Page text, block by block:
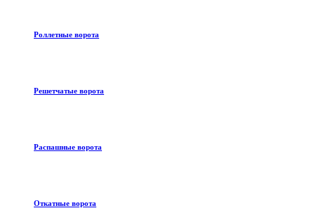
Роллетные ворота
Решетчатые ворота
Распашные ворота
Откатные ворота